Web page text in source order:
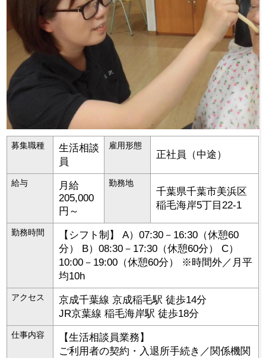
募集職種
生活相談
員
雇用形態
正社員（中途）
給与
月給
205,000
円～
勤務地
千葉県千葉市美浜区
稲毛海岸5丁目22-1
勤務時間
【シフト制】 A）07:30－16:30（休憩60
分） B）08:30－17:30（休憩60分） C）
10:00－19:00（休憩60分） ※時間外／月平
均10h
アクセス
京成千葉線 京成稲毛駅 徒歩14分
JR京葉線 稲毛海岸駅 徒歩18分
仕事内容
【生活相談員業務】
ご利用者の契約・入退所手続き／関係機関